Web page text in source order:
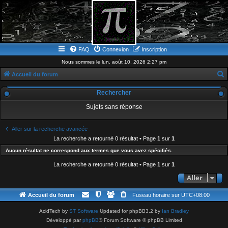
FAQ Connexion Inscription
Nous sommes le lun. août 10, 2026 2:27 pm
Accueil du forum
e
c
Rechercher
Sujets sans réponse
Aller sur la recherche avancée
La recherche a retourné 0 résultat • Page 1 sur 1
Aucun résultat ne correspond aux termes que vous avez spécifiés.
La recherche a retourné 0 résultat • Page 1 sur 1
Aller
Accueil du forum Fuseau horaire sur UTC+08:00
AcidTech by ST Software Updated for phpBB3.2 by Ian Bradley
Développé parphpBB® Forum Software © phpBB Limited